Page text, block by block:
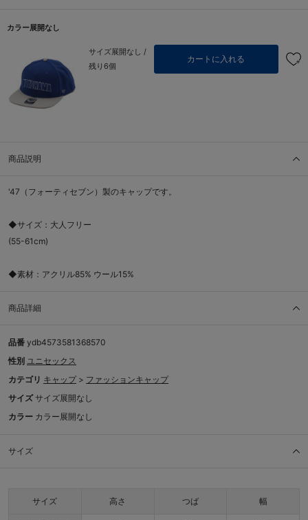
カラー展開なし
サイズ展開なし /
残り6個
カートに入れる
商品説明
'47（フォーティセブン）製のキャップです。
◆サイズ：大人フリー
(55-61cm)
◆素材：アクリル85% ウール15%
商品詳細
品番 ydb4573581368570
性別 ユニセックス
カテゴリ キャップ > ファッションキャップ
サイズ サイズ展開なし
カラー カラー展開なし
サイズ
サイズ 高さ つば 幅